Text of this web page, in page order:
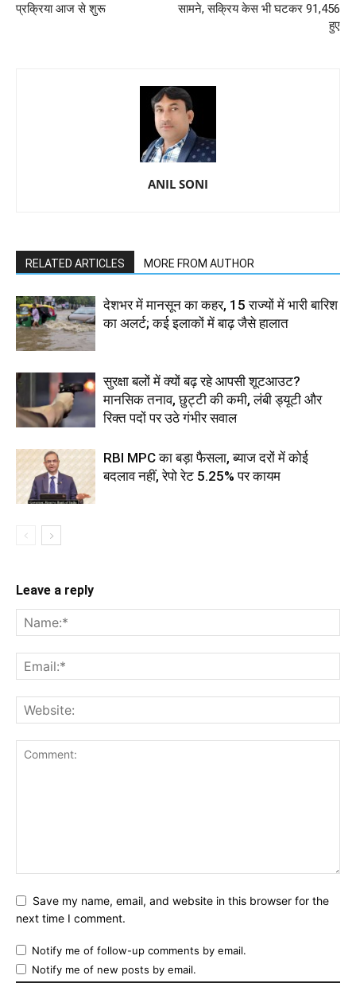
प्रक्रिया आज से शुरू
सामने, सक्रिय केस भी घटकर 91,456
हुए
ANIL SONI
RELATED ARTICLES MORE FROM AUTHOR
देशभर में मानसून का कहर, 15 राज्यों में भारी बारिश
का अलर्ट; कई इलाकों में बाढ़ जैसे हालात
सुरक्षा बलों में क्यों बढ़ रहे आपसी शूटआउट?
मानसिक तनाव, छुट्टी की कमी, लंबी ड्यूटी और
रिक्त पदों पर उठे गंभीर सवाल
RBI MPC का बड़ा फैसला, ब्याज दरों में कोई
बदलाव नहीं, रेपो रेट 5.25% पर कायम
Leave a reply
Save my name, email, and website in this browser for the
next time I comment.
Notify me of follow-up comments by email.
Notify me of new posts by email.